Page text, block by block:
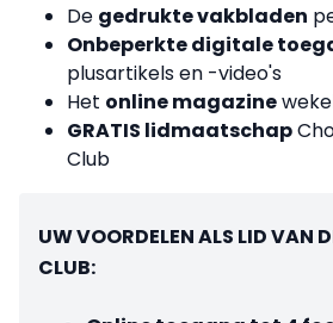
De gedrukte vakbladen
Onbeperkte digitale
plusartikels en -video's
Het online magazine
GRATIS lidmaatschap
Club
UW VOORDELEN ALS LID VAN
CLUB: